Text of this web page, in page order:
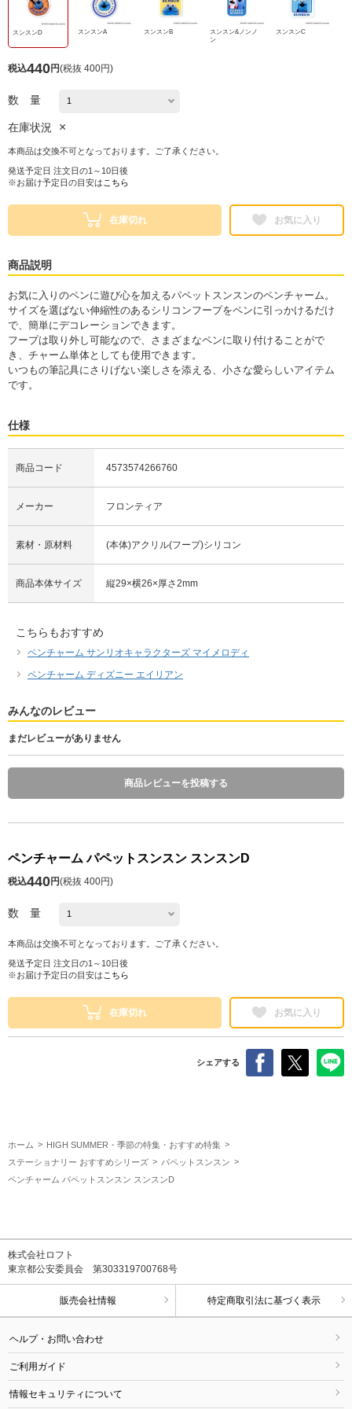
スンスンD スンスンA スンスンB
スンスン&ノンノ
ン
スンスンC
税込440円(税抜 400円)
数 量
在庫状況 ×
本商品は交換不可となっております。ご了承ください。
発送予定日 注文日の1～10日後
※お届け予定日の目安は こちら
在庫切れ お気に入り
商品説明
お気に入りのペンに遊び心を加えるパペットスンスンのペンチャーム。
サイズを選ばない伸縮性のあるシリコンフープをペンに引っかけるだけ
で、簡単にデコレーションできます。
フープは取り外し可能なので、さまざまなペンに取り付けることがで
き、チャーム単体としても使用できます。
いつもの筆記具にさりげない楽しさを添える、小さな愛らしいアイテム
です。
仕様
商品コード 4573574266760
メーカー フロンティア
素材・原材料 (本体)アクリル(フープ)シリコン
商品本体サイズ 縦29×横26×厚さ2mm
こちらもおすすめ
ペンチャーム サンリオキャラクターズ マイメロディ
ペンチャーム ディズニー エイリアン
みんなのレビュー
まだレビューがありません
商品レビューを投稿する
ペンチャーム パペットスンスン スンスンD
税込440円(税抜 400円)
数 量
本商品は交換不可となっております。ご了承ください。
発送予定日 注文日の1～10日後
※お届け予定日の目安は こちら
在庫切れ お気に入り
シェアする
ホーム
HIGH SUMMER・季節の特集・おすすめ特集
ステーショナリー おすすめシリーズ
パペットスンスン
ペンチャーム パペットスンスン スンスンD
株式会社ロフト
東京都公安委員会 第303319700768号
販売会社情報 特定商取引法に基づく表示
ヘルプ・お問い合わせ
ご利用ガイド
情報セキュリティについて